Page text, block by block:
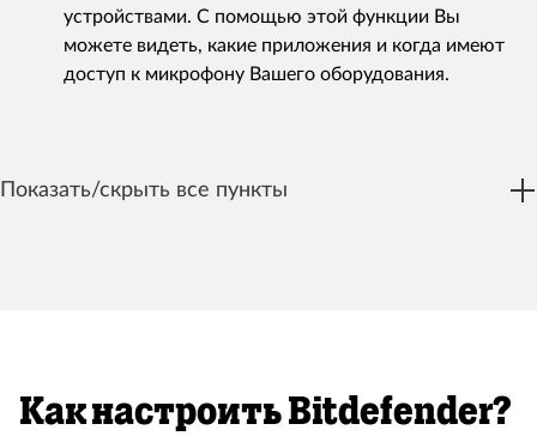
устройствами. С помощью этой функции Вы
можете видеть, какие приложения и когда имеют
доступ к микрофону Вашего оборудования.
Показать/скрыть все пункты
Как настроить Bitdefender?